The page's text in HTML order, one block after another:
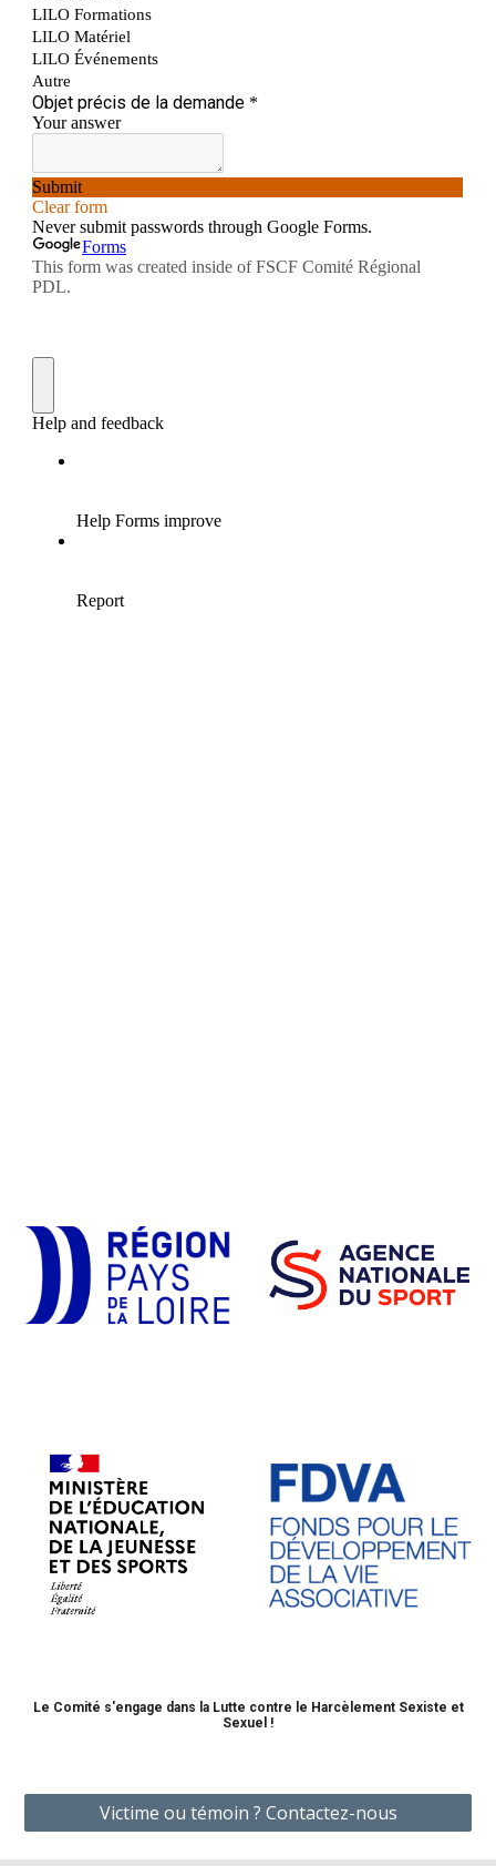
Le Comité s'engage dans la Lutte contre le Harcèlement Sexiste et
Sexuel !
Victime ou témoin ? Contactez-nous